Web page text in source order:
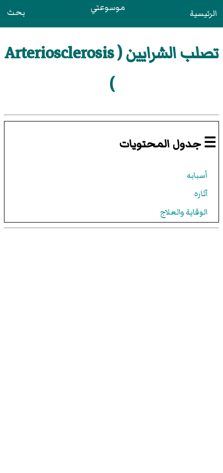
الرئيسية موسوعتي بحث
تصلب الشرايين ( Arteriosclerosis
)
☰ جدول المحتويات
أسبابه
آثاره
الوقاية والعلاج